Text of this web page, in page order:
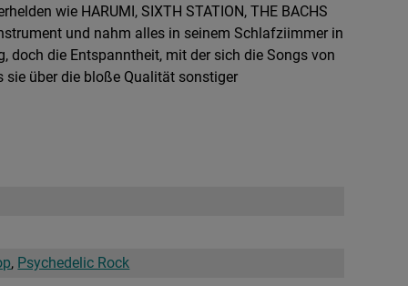
wie HARUMI, SIXTH STATION, THE BACHS
und nahm alles in seinem Schlafziimmer in
doch die Entspanntheit, mit der sich die Songs von
über die bloße Qualität sonstiger
, Psychedelic Rock